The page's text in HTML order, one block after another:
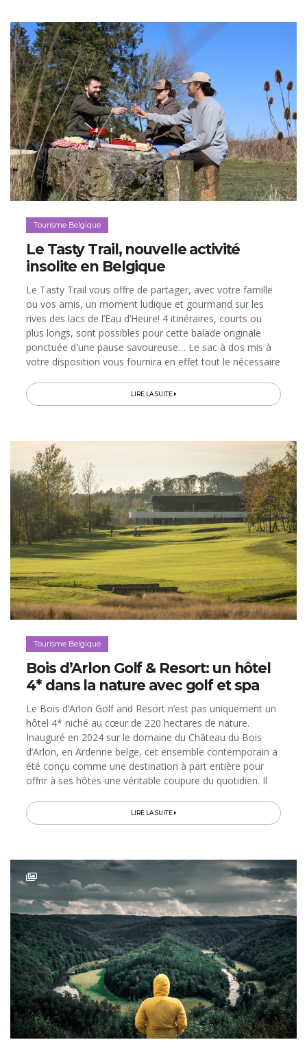
Tourisme Belgique
Le Tasty Trail, nouvelle activité
insolite en Belgique
Le Tasty Trail vous offre de partager, avec votre famille
ou vos amis, un moment ludique et gourmand sur les
rives des lacs de l’Eau d’Heure! 4 itinéraires, courts ou
plus longs, sont possibles pour cette balade originale
ponctuée d'une pause savoureuse… Le sac à dos mis à
votre disposition vous fournira en effet tout le nécessaire
bord...
LIRE LA SUITE
Tourisme Belgique
Bois d’Arlon Golf & Resort: un hôtel
4* dans la nature avec golf et spa
Le Bois d’Arlon Golf and Resort n’est pas uniquement un
hôtel 4* niché au cœur de 220 hectares de nature.
Inauguré en 2024 sur le domaine du Château du Bois
d’Arlon, en Ardenne belge, cet ensemble contemporain a
été conçu comme une destination à part entière pour
offrir à ses hôtes une véritable coupure du quotidien. Il
paysages environnants... LIRE LA SUITE